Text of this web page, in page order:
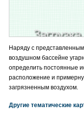
Наряду с
воздушном бассейне
определить постоянные
расположение и
загрязненным воздухом.
Другие тематические